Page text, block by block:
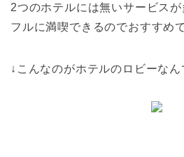
2つのホテルには無いサービス
フルに満喫できるのでおすすめで
↓こんなのがホテルのロビーなん